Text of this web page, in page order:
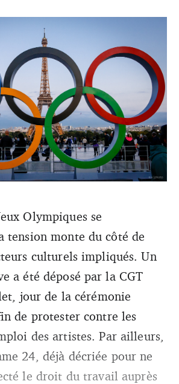
Olympiques se
tension monte du côté de
culturels impliqués. Un
a été déposé par la CGT
jour de la cérémonie
de protester contre les
des artistes. Par ailleurs,
24, déjà décriée pour ne
le droit du travail auprès